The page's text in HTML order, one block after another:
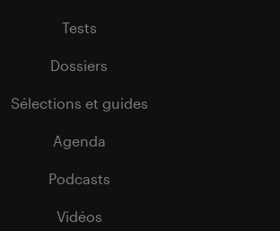
Tests
Dossiers
Sélections et guides
Agenda
Podcasts
Vidéos